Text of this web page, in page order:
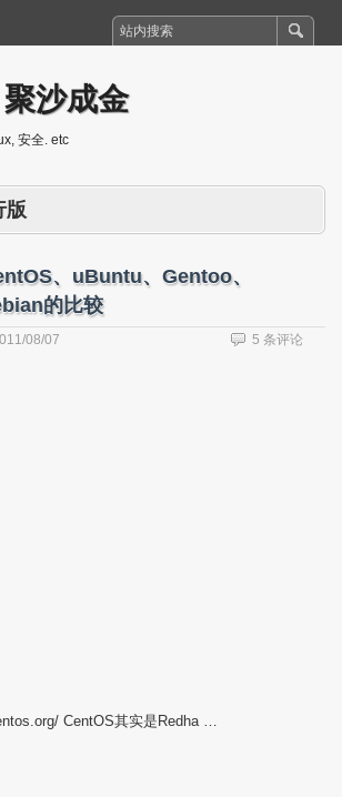
沙成金
安全. etc
版
、uBuntu、Gentoo、
的比较
08/07 5 条评论
CentOS其实是Redha …